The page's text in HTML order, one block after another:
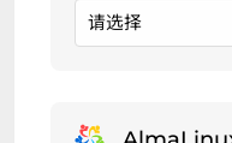
请选择